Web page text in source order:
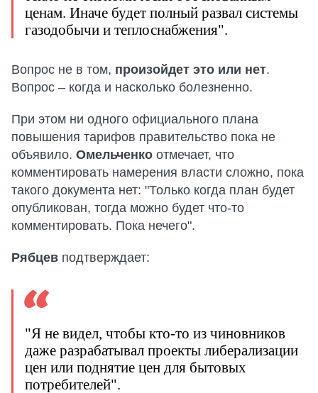
ценам. Иначе будет полный развал системы
газодобычи и теплоснабжения".
Вопрос не в том, произойдет это или нет.
Вопрос – когда и насколько болезненно.
При этом ни одного официального плана
повышения тарифов правительство пока не
объявило. Омельченко отмечает, что
комментировать намерения власти сложно, пока
такого документа нет: "Только когда план будет
опубликован, тогда можно будет что-то
комментировать. Пока нечего".
Рябцев подтверждает:
"Я не видел, чтобы кто-то из чиновников
даже разрабатывал проекты либерализации
цен или поднятие цен для бытовых
потребителей".